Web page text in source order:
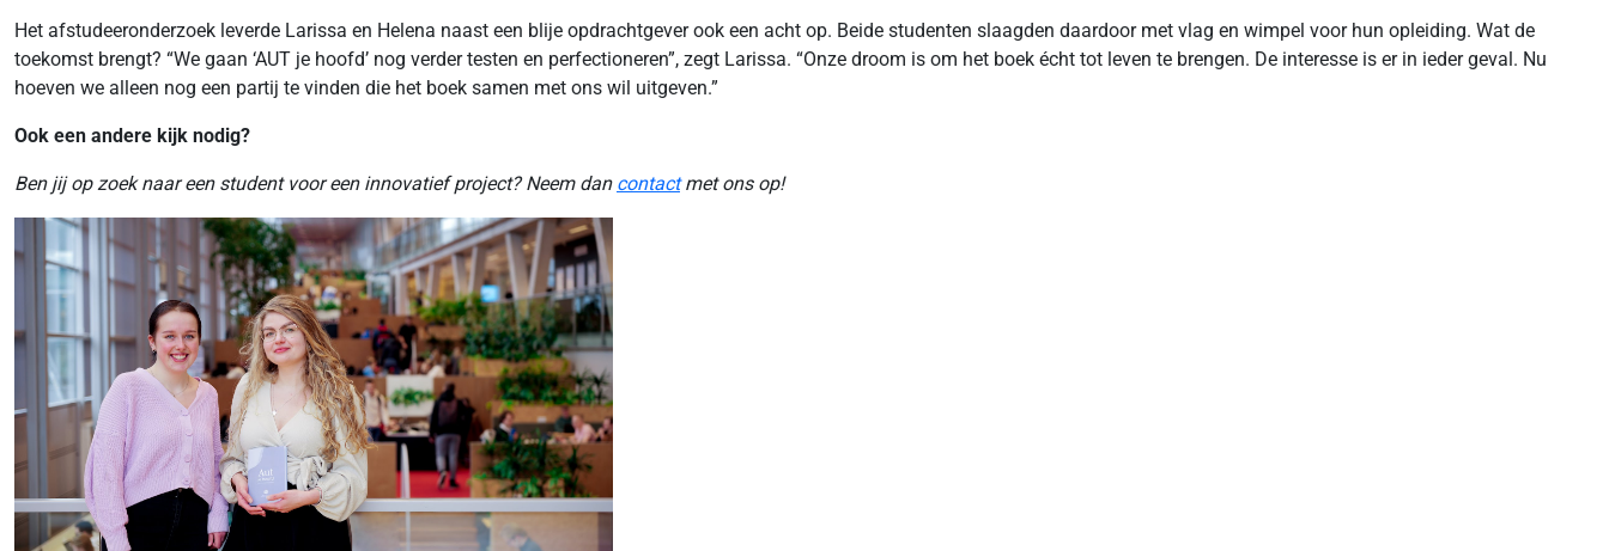
Het afstudeeronderzoek leverde Larissa en Helena naast een blije opdrachtgever ook een acht op. Beide studenten slaagden daardoor met vlag en wimpel voor hun opleiding. Wat de
toekomst brengt? “We gaan ‘AUT je hoofd’ nog verder testen en perfectioneren”, zegt Larissa. “Onze droom is om het boek écht tot leven te brengen. De interesse is er in ieder geval. Nu
hoeven we alleen nog een partij te vinden die het boek samen met ons wil uitgeven.”
Ook een andere kijk nodig?
Ben jij op zoek naar een student voor een innovatief project? Neem dan contactmet ons op!